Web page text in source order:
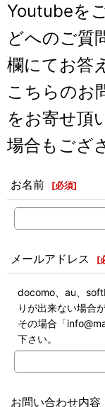
Youtubeを
どへのご質
欄にてお答
こちらのお
をお寄せ頂
場合もござ
お名前 [必須]
メールアドレス [
docomo、au、
りが出来ない場合
その場合「
下さい。
お問い合わせ内容